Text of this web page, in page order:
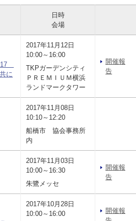
日時
会場
に
2017年11月12日
10:00～16:00
TKPガーデンシティ
ＰＲＥＭＩＵＭ横浜
ランドマークタワー
開催報
告
2017年11月08日
10:10～12:20
船橋市 協会事務所
内
2017年11月03日
10:00～16:30
朱鷺メッセ
開催報
告
2017年10月28日
10:00～16:00
開催報